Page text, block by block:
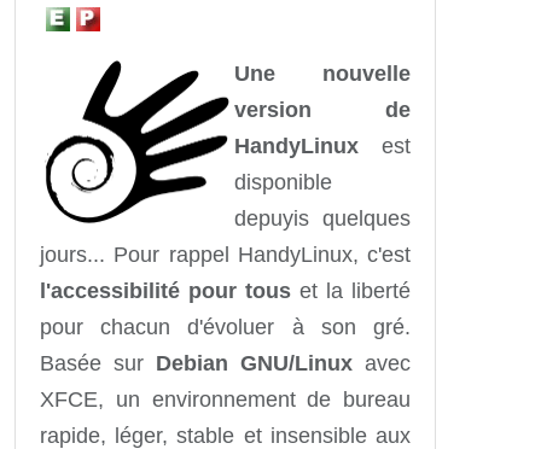
Une nouvelle
version de
HandyLinux est
disponible
depuyis quelques
jours... Pour rappel HandyLinux, c'est
l'accessibilité pour tous et la liberté
pour chacun d'évoluer à son gré.
Basée sur Debian GNU/Linux avec
XFCE, un environnement de bureau
rapide, léger, stable et insensible aux